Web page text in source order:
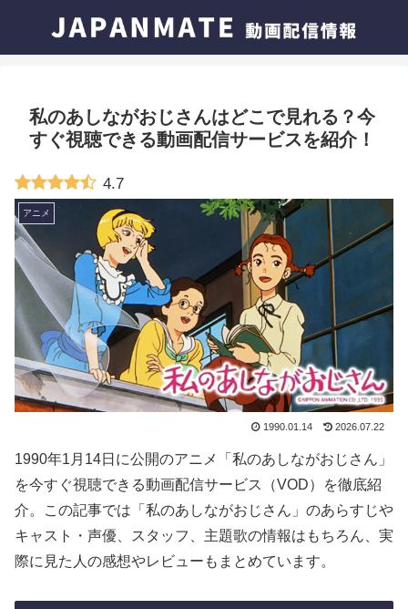
私のあしながおじさんはどこで見れる？今
すぐ視聴できる動画配信サービスを紹介！
4.7
アニメ
1990.01.14 2026.07.22
1990年1月14日に公開のアニメ「私のあしながおじさん」
を今すぐ視聴できる動画配信サービス（VOD）を徹底紹
介。この記事では「私のあしながおじさん」のあらすじや
キャスト・声優、スタッフ、主題歌の情報はもちろん、実
際に見た人の感想やレビューもまとめています。